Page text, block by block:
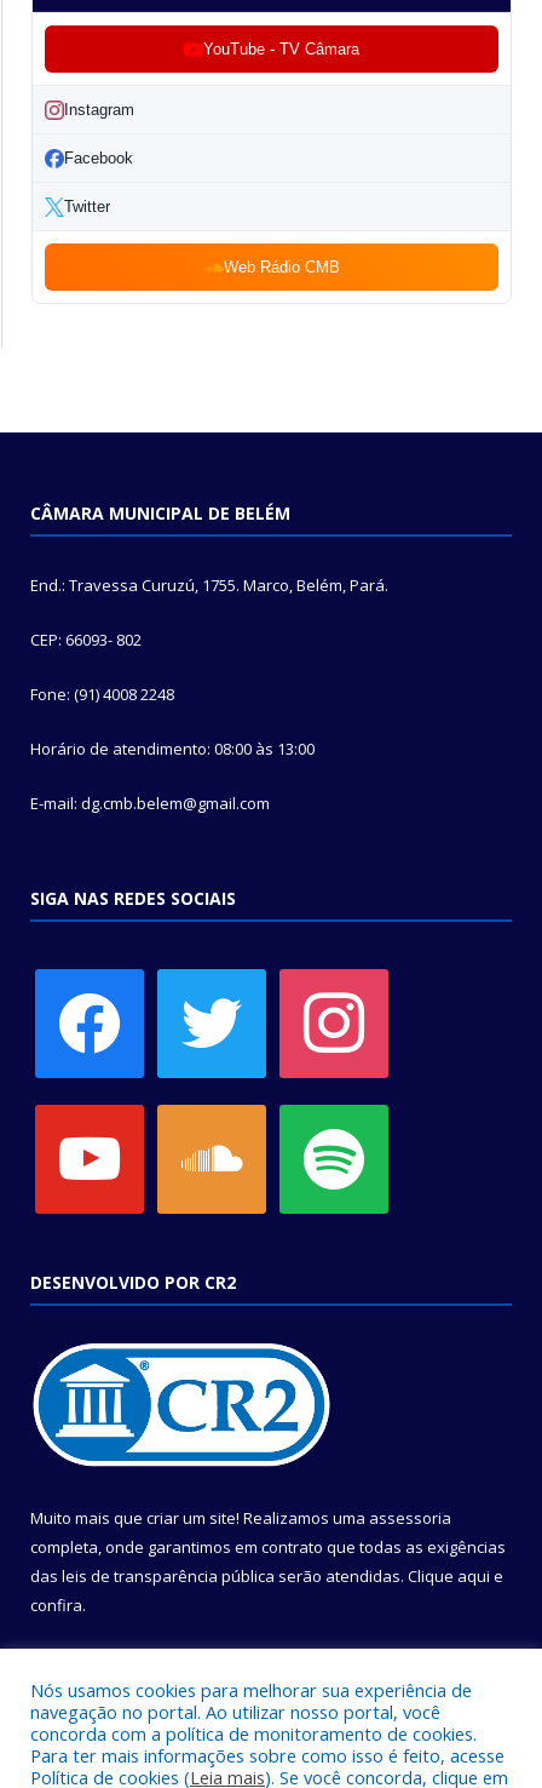
YouTube - TV Câmara
Instagram
Facebook
Twitter
Web Rádio CMB
CÂMARA MUNICIPAL DE BELÉM
End.: Travessa Curuzú, 1755. Marco, Belém, Pará.
CEP: 66093- 802
Fone: (91) 4008 2248
Horário de atendimento: 08:00 às 13:00
E-mail: dg.cmb.belem@gmail.com
SIGA NAS REDES SOCIAIS
DESENVOLVIDO POR CR2
Muito mais que criar um site! Realizamos uma assessoria
completa, onde garantimos em contrato que todas as exigências
das leis de transparência pública serão atendidas. Clique aqui e
confira.
Nós usamos cookies para melhorar sua experiência de
navegação no portal. Ao utilizar nosso portal, você
concorda com a política de monitoramento de cookies.
Para ter mais informações sobre como isso é feito, acesse
Política de cookies (Leia mais). Se você concorda, clique em